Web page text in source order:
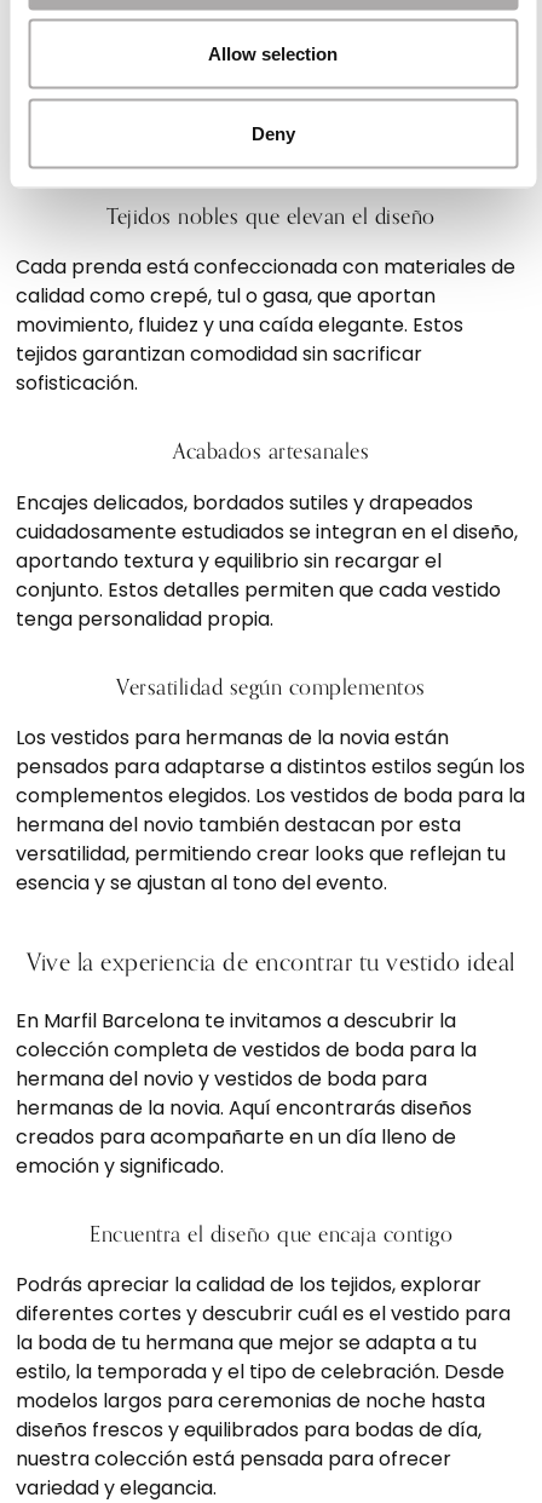
Allow selection
Deny
Detalles que realzan cada diseño
La colección de vestidos para la hermana de la novia
la dedicación puesta en cada detalle.
Tejidos nobles que elevan el diseño
Cada prenda está confeccionada con materiales de
calidad como crepé, tul o gasa, que aportan
movimiento, fluidez y una caída elegante. Estos
tejidos garantizan comodidad sin sacrificar
sofisticación.
Acabados artesanales
Encajes delicados, bordados sutiles y drapeados
cuidadosamente estudiados se integran en el diseño,
aportando textura y equilibrio sin recargar el
conjunto. Estos detalles permiten que cada vestido
tenga personalidad propia.
Versatilidad según complementos
Los vestidos para hermanas de la novia están
pensados para adaptarse a distintos estilos según los
complementos elegidos. Los vestidos de boda para la
hermana del novio también destacan por esta
versatilidad, permitiendo crear looks que reflejan tu
esencia y se ajustan al tono del evento.
Vive la experiencia de encontrar tu vestido ideal
En Marfil Barcelona te invitamos a descubrir la
colección completa de vestidos de boda para la
hermana del novio y vestidos de boda para
hermanas de la novia. Aquí encontrarás diseños
creados para acompañarte en un día lleno de
emoción y significado.
Encuentra el diseño que encaja contigo
Podrás apreciar la calidad de los tejidos, explorar
diferentes cortes y descubrir cuál es el vestido para
la boda de tu hermana que mejor se adapta a tu
estilo, la temporada y el tipo de celebración. Desde
modelos largos para ceremonias de noche hasta
diseños frescos y equilibrados para bodas de día,
nuestra colección está pensada para ofrecer
variedad y elegancia.